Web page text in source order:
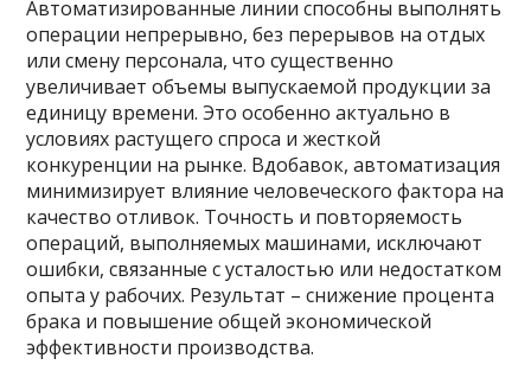
Автоматизированные линии способны выполнять
операции непрерывно, без перерывов на отдых
или смену персонала, что существенно
увеличивает объемы выпускаемой продукции за
единицу времени. Это особенно актуально в
условиях растущего спроса и жесткой
конкуренции на рынке. Вдобавок, автоматизация
минимизирует влияние человеческого фактора на
качество отливок. Точность и повторяемость
операций, выполняемых машинами, исключают
ошибки, связанные с усталостью или недостатком
опыта у рабочих. Результат – снижение процента
брака и повышение общей экономической
эффективности производства.